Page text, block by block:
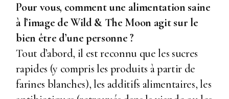
Pour vous, comment une alimentation saine
à l’image deWild & The Moon agit sur le
bien être d’une personne ?
Tout d’abord, il est reconnu que les sucres
rapides (y compris les produits à partir de
farines blanches), les additifs alimentaires, les